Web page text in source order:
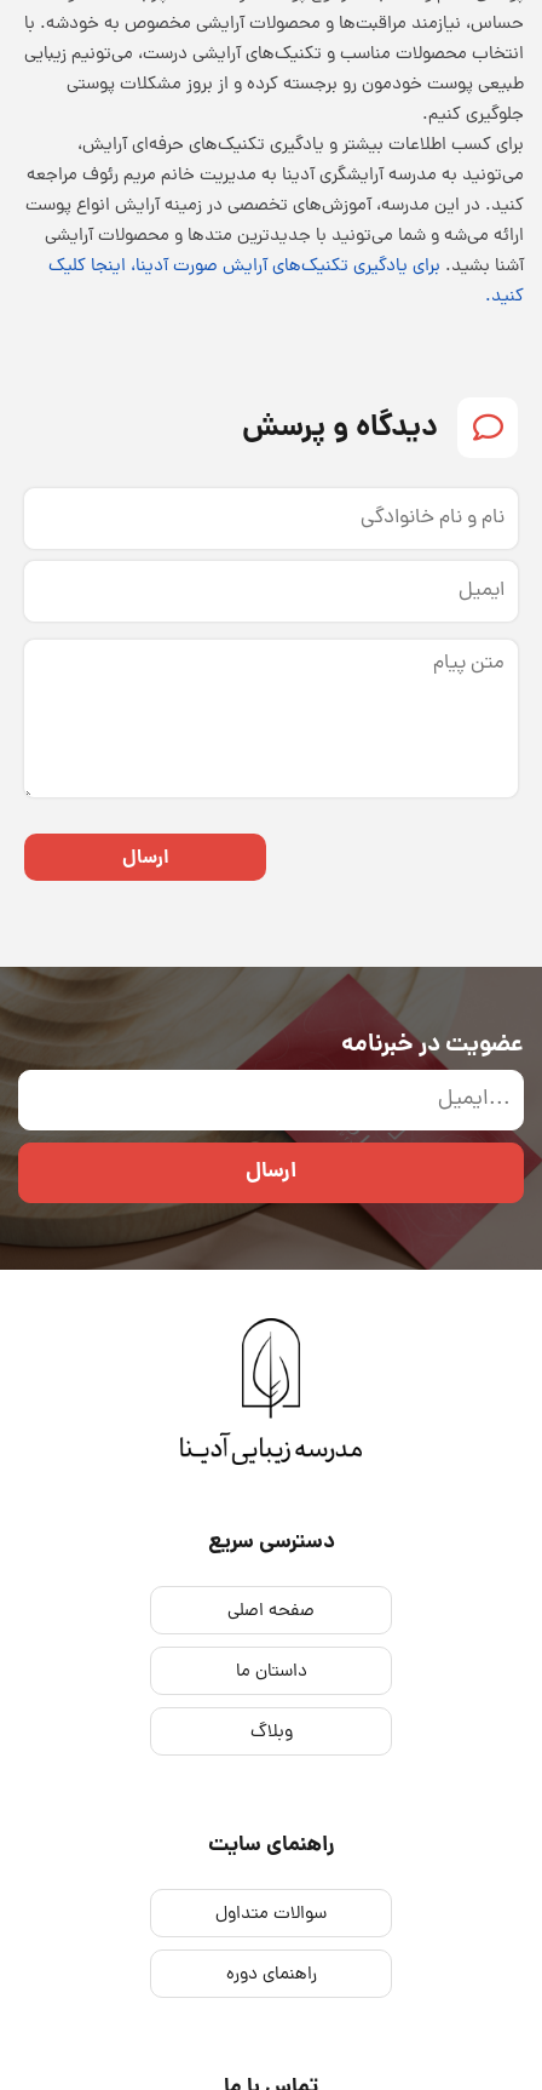
حساس، نیازمند مراقبت‌ها و محصولات آرایشی مخصوص به خودشه. با
انتخاب محصولات مناسب و تکنیک‌های آرایشی درست، می‌تونیم زیبایی
طبیعی پوست خودمون رو برجسته کرده و از بروز مشکلات پوستی
جلوگیری کنیم.
برای کسب اطلاعات بیشتر و یادگیری تکنیک‌های حرفه‌ای آرایش،
می‌تونید به مدرسه آرایشگری آدینا به مدیریت خانم مریم رئوف مراجعه
کنید. در این مدرسه، آموزش‌های تخصصی در زمینه آرایش انواع پوست
ارائه می‌شه و شما می‌تونید با جدیدترین متدها و محصولات آرایشی
آشنا بشید. برای یادگیری تکنیک‌هایآرایش صورتآدینا، اینجا کلیک
کنید.
دیدگاه و پرسش
ارسال
عضویت در خبرنامه
ارسال
دسترسی سریع
صفحه اصلی
داستان ما
وبلاگ
راهنمای سایت
سوالات متداول
راهنمای دوره